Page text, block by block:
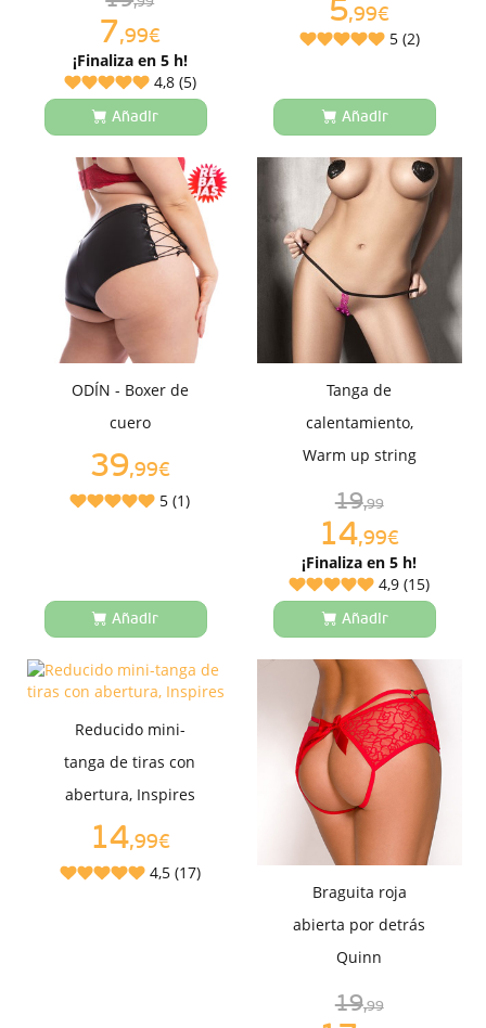
7,99€
¡Finaliza en 5 h!
4,8 (5)
Añadir
5,99€
5 (2)
Añadir
ODÍN - Boxer de
cuero
39,99€
5 (1)
Añadir
Tanga de
calentamiento,
Warm up string
19,99
14,99€
¡Finaliza en 5 h!
4,9 (15)
Añadir
Reducido mini-
tanga de tiras con
abertura, Inspires
14,99€
4,5 (17)
Braguita roja
abierta por detrás
Quinn
19,99